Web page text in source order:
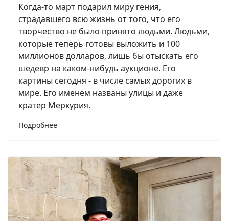
Когда-то март подарил миру гения,
страдавшего всю жизнь от того, что его
творчество не было принято людьми. Людьми,
которые теперь готовы выложить и 100
миллионов долларов, лишь бы отыскать его
шедевр на каком-нибудь аукционе. Его
картины сегодня - в числе самых дорогих в
мире. Его именем названы улицы и даже
кратер Меркурия.
Подробнее